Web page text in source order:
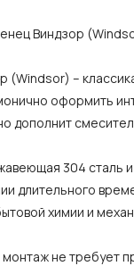
Виндзор
–
оформить
дополнит
304 сталь
длительного
химии и
монтаж не